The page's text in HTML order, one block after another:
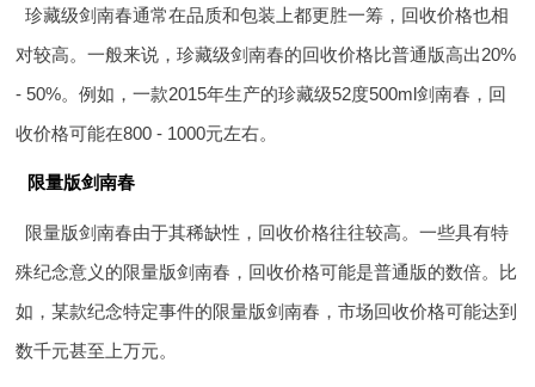
珍藏级剑南春通常在品质和包装上都更胜一筹，回收价格也相
对较高。一般来说，珍藏级剑南春的回收价格比普通版高出20%
- 50%。例如，一款2015年生产的珍藏级52度500ml剑南春，回
收价格可能在800 - 1000元左右。
限量版剑南春
限量版剑南春由于其稀缺性，回收价格往往较高。一些具有特
殊纪念意义的限量版剑南春，回收价格可能是普通版的数倍。比
如，某款纪念特定事件的限量版剑南春，市场回收价格可能达到
数千元甚至上万元。